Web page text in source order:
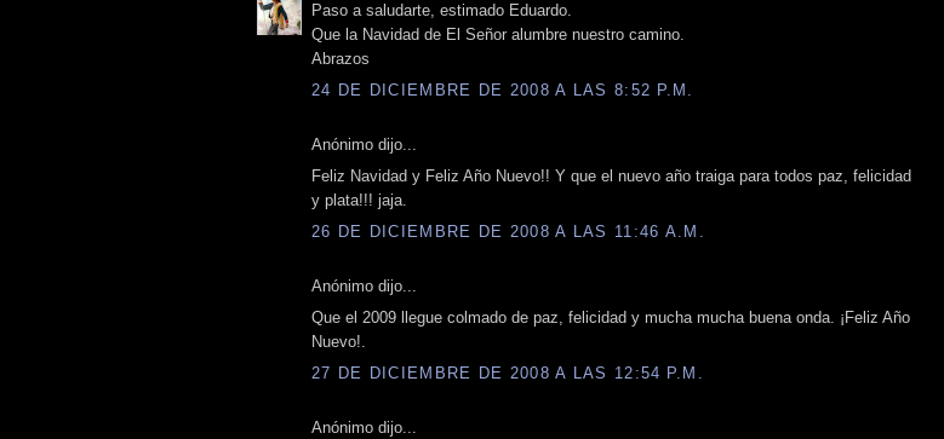
Paso a saludarte, estimado Eduardo.
Que la Navidad de El Señor alumbre nuestro camino.
Abrazos
24 DE DICIEMBRE DE 2008 A LAS 8:52 P.M.
Anónimo dijo...
Feliz Navidad y Feliz Año Nuevo!! Y que el nuevo año traiga para todos paz, felicidad
y plata!!! jaja.
26 DE DICIEMBRE DE 2008 A LAS 11:46 A.M.
Anónimo dijo...
Que el 2009 llegue colmado de paz, felicidad y mucha mucha buena onda. ¡Feliz Año
Nuevo!.
27 DE DICIEMBRE DE 2008 A LAS 12:54 P.M.
Anónimo dijo...